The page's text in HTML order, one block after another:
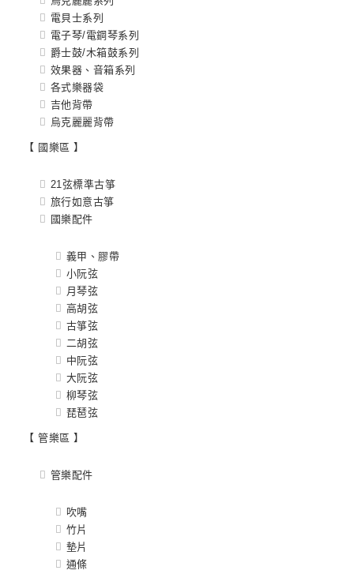
電貝士系列
電子琴/電鋼琴系列
爵士鼓/木箱鼓系列
效果器、音箱系列
各式樂器袋
吉他背帶
烏克麗麗背帶
【 國樂區 】
21弦標準古箏
旅行如意古箏
國樂配件
義甲、膠帶
小阮弦
月琴弦
高胡弦
古箏弦
二胡弦
中阮弦
大阮弦
柳琴弦
琵琶弦
【 管樂區 】
管樂配件
吹嘴
竹片
墊片
通條